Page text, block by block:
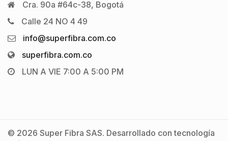
Cra. 90a #64c-38, Bogotá
Calle 24 NO 4 49
info@superfibra.com.co
superfibra.com.co
LUN A VIE 7:00 A 5:00 PM
© 2026 Super Fibra SAS. Desarrollado con tecnología